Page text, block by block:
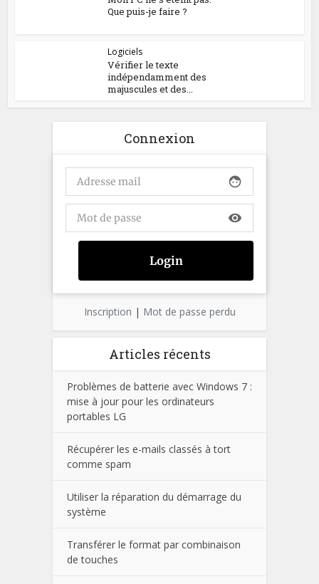
Que puis-je faire ?
Logiciels
Vérifier le texte
indépendamment des
majuscules et des...
Connexion
face
visibility
Inscription | Mot de passe perdu
Articles récents
Problèmes de batterie avec Windows 7 :
mise à jour pour les ordinateurs
portables LG
Récupérer les e-mails classés à tort
comme spam
Utiliser la réparation du démarrage du
système
Transférer le format par combinaison
de touches